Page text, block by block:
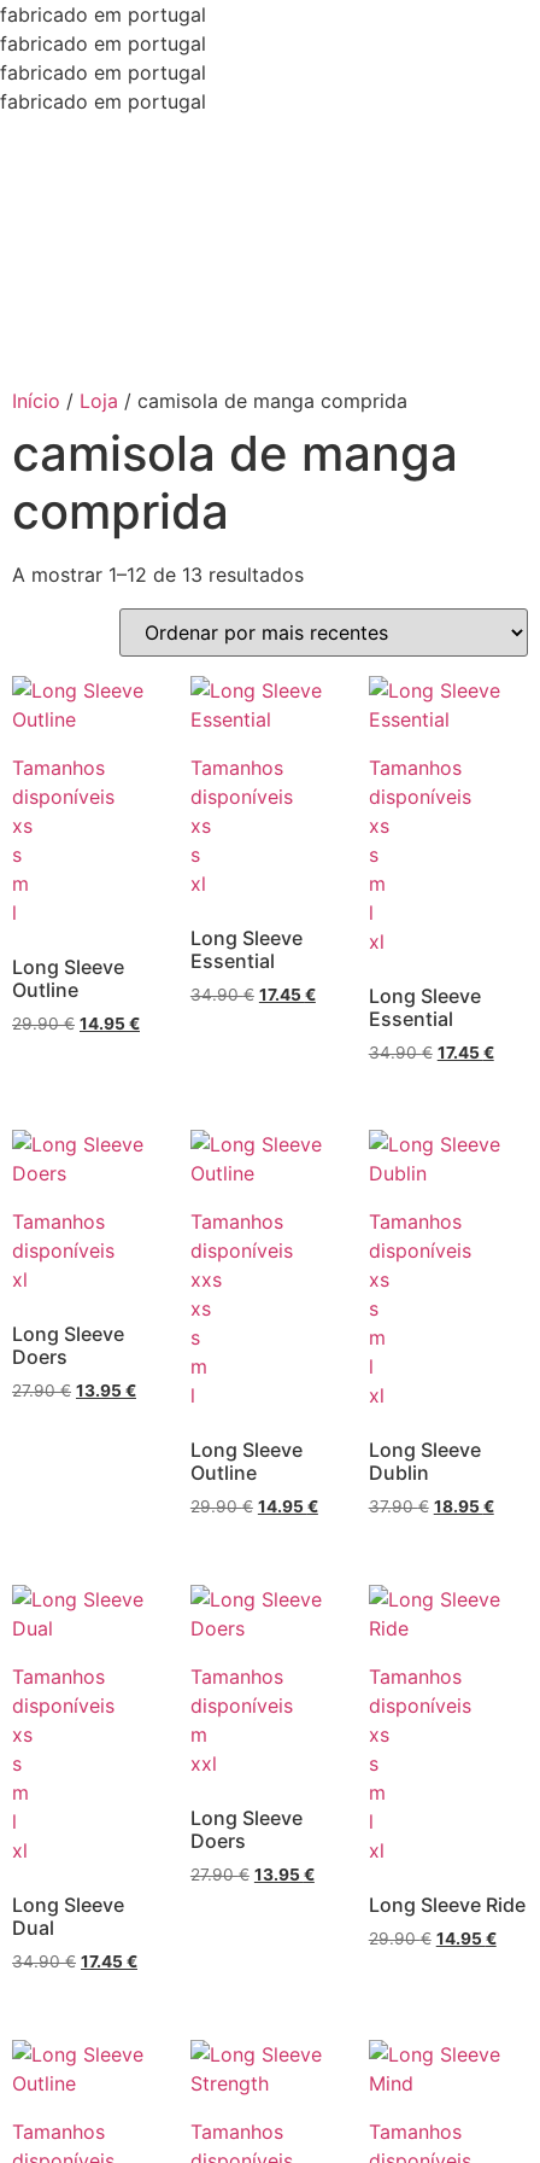
fabricado em portugal
fabricado em portugal
fabricado em portugal
fabricado em portugal
Início / Loja / camisola de manga comprida
camisola de manga
comprida
A mostrar 1–12 de 13 resultados
Tamanhos
disponíveis
xs
s
m
l
Long Sleeve
Outline
29.90€ 14.95€
Tamanhos
disponíveis
xs
s
xl
Long Sleeve
Essential
34.90€ 17.45€
Tamanhos
disponíveis
xs
s
m
l
xl
Long Sleeve
Essential
34.90€ 17.45€
Tamanhos
disponíveis
xl
Long Sleeve
Doers
27.90€ 13.95€
Tamanhos
disponíveis
xxs
xs
s
m
l
Long Sleeve
Outline
29.90€ 14.95€
Tamanhos
disponíveis
xs
s
m
l
xl
Long Sleeve
Dublin
37.90€ 18.95€
Tamanhos
disponíveis
xs
s
m
l
xl
Long Sleeve
Dual
34.90€ 17.45€
Tamanhos
disponíveis
m
xxl
Long Sleeve
Doers
27.90€ 13.95€
Tamanhos
disponíveis
xs
s
m
l
xl
Long Sleeve Ride
29.90€ 14.95€
Tamanhos
Tamanhos
Tamanhos